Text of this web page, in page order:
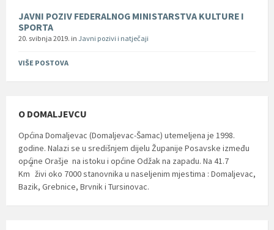
JAVNI POZIV FEDERALNOG MINISTARSTVA KULTURE I
SPORTA
20. svibnja 2019. in Javni pozivi i natječaji
VIŠE POSTOVA
O DOMALJEVCU
Općina Domaljevac (Domaljevac-Šamac) utemeljena je 1998.
godine. Nalazi se u središnjem dijelu Županije Posavske između
općine Orašje na istoku i općine Odžak na zapadu. Na 41.7
Km
2
živi oko 7000 stanovnika u naseljenim mjestima : Domaljevac,
Bazik, Grebnice, Brvnik i Tursinovac.